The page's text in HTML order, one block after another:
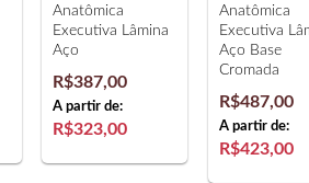
Anatômica
Executiva Lâmina
Aço
R$387,00
A partir de:
R$323,00
Anatômica
Executiva
Aço Base
Cromada
R$487,00
A partir de:
R$423,00